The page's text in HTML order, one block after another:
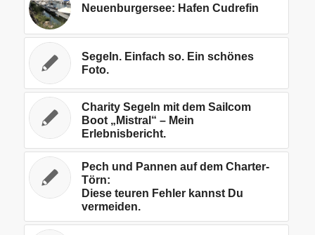
Neuenburgersee: Hafen Cudrefin
Segeln. Einfach so. Ein schönes
Foto.
Charity Segeln mit dem Sailcom
Boot „Mistral“ – Mein
Erlebnisbericht.
Pech und Pannen auf dem Charter-
Törn:
Diese teuren Fehler kannst Du
vermeiden.